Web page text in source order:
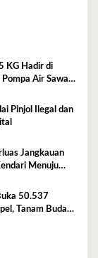
KG Hadir di
Air Sawah
Pinjol Ilegal dan
Jangkauan
Menuju
50.537
Tanam Budaya